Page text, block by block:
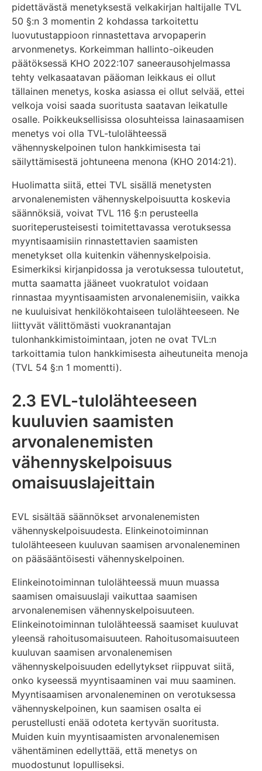
pidettävästä menetyksestä velkakirjan haltijalle TVL
50 §:n 3 momentin 2 kohdassa tarkoitettu
luovutustappioon rinnastettava arvopaperin
arvonmenetys. Korkeimman hallinto-oikeuden
päätöksessä KHO 2022:107 saneerausohjelmassa
tehty velkasaatavan pääoman leikkaus ei ollut
tällainen menetys, koska asiassa ei ollut selvää, ettei
velkoja voisi saada suoritusta saatavan leikatulle
osalle. Poikkeuksellisissa olosuhteissa lainasaamisen
menetys voi olla TVL-tulolähteessä
vähennyskelpoinen tulon hankkimisesta tai
säilyttämisestä johtuneena menona (KHO 2014:21).
Huolimatta siitä, ettei TVL sisällä menetysten
arvonalenemisten vähennyskelpoisuutta koskevia
säännöksiä, voivat TVL 116 §:n perusteella
suoriteperusteisesti toimitettavassa verotuksessa
myyntisaamisiin rinnastettavien saamisten
menetykset olla kuitenkin vähennyskelpoisia.
Esimerkiksi kirjanpidossa ja verotuksessa tuloutetut,
mutta saamatta jääneet vuokratulot voidaan
rinnastaa myyntisaamisten arvonalenemisiin, vaikka
ne kuuluisivat henkilökohtaiseen tulolähteeseen. Ne
liittyvät välittömästi vuokranantajan
tulonhankkimistoimintaan, joten ne ovat TVL:n
tarkoittamia tulon hankkimisesta aiheutuneita menoja
(TVL 54 §:n 1 momentti).
2.3 EVL-tulolähteeseen
kuuluvien saamisten
arvonalenemisten
vähennyskelpoisuus
omaisuuslajeittain
EVL sisältää säännökset arvonalenemisten
vähennyskelpoisuudesta. Elinkeinotoiminnan
tulolähteeseen kuuluvan saamisen arvonaleneminen
on pääsääntöisesti vähennyskelpoinen.
Elinkeinotoiminnan tulolähteessä muun muassa
saamisen omaisuuslaji vaikuttaa saamisen
arvonalenemisen vähennyskelpoisuuteen.
Elinkeinotoiminnan tulolähteessä saamiset kuuluvat
yleensä rahoitusomaisuuteen. Rahoitusomaisuuteen
kuuluvan saamisen arvonalenemisen
vähennyskelpoisuuden edellytykset riippuvat siitä,
onko kyseessä myyntisaaminen vai muu saaminen.
Myyntisaamisen arvonaleneminen on verotuksessa
vähennyskelpoinen, kun saamisen osalta ei
perustellusti enää odoteta kertyvän suoritusta.
Muiden kuin myyntisaamisten arvonalenemisen
vähentäminen edellyttää, että menetys on
muodostunut lopulliseksi.